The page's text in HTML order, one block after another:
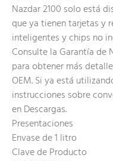
Nazdar 2100 solo está
que ya tienen tarjetas y
inteligentes y chips no
Consulte la Garantía de
para obtener más
OEM. Si ya está
instrucciones sobre
en Descargas.
Presentaciones
Envase de 1 litro
Clave de Producto